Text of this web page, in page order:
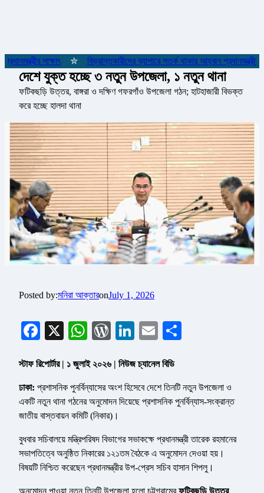
সাক্ষাৎ বিভ্রান্তকারীদের ব্যাপারে সতর্ক থাকার আহ্বান প্রধানমন্ত্রীর
দেশে যুক্ত হচ্ছে ৩ নতুন উপজেলা, ১ নতুন থানা
ফটিকছড়ি উত্তর, বাঙ্গরা ও দক্ষিণ গফরগাঁও উপজেলা গঠন; হাটহাজারী বিভক্ত
করে হচ্ছে হালদা থানা
Posted by:মনিরা আক্তারonJuly 1, 2026
Facebook
X WhatsApp
WordPress
LinkedIn
Email
স্টাফ রিপোর্টার | ১ জুলাই ২০২৬ | নিউজ চ্যানেল বিডি
ঢাকা: প্রশাসনিক পুনর্বিন্যাসের অংশ হিসেবে দেশে তিনটি নতুন উপজেলা ও
একটি নতুন থানা গঠনের অনুমোদন দিয়েছে প্রশাসনিক পুনর্বিন্যাস-সংক্রান্ত
জাতীয় বাস্তবায়ন কমিটি (নিকার)।
বুধবার সচিবালয়ে মন্ত্রিপরিষদ বিভাগের সভাকক্ষে প্রধানমন্ত্রী তারেক রহমানের
সভাপতিত্বে অনুষ্ঠিত নিকারের ১২১তম বৈঠকে এ অনুমোদন দেওয়া হয়।
বিষয়টি নিশ্চিত করেছেন প্রধানমন্ত্রীর উপ-প্রেস সচিব হাসান শিপলু।